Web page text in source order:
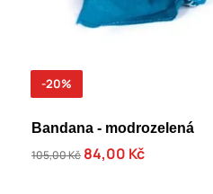
-20%
Bandana - modrozelená
105,00 Kč 84,00 Kč